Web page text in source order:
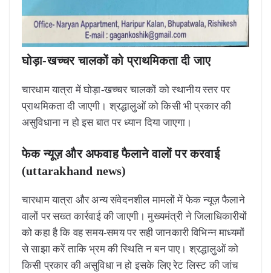
घोड़ा-खच्चर चालकों को प्राथमिकता दी जाए
चारधाम यात्रा में घोड़ा-खच्चर चालकों को स्थानीय स्तर पर
प्राथमिकता दी जाएगी। श्रद्धालुओं को किसी भी प्रकार की
असुविधाना न हो इस बात पर ध्यान दिया जाएगा।
फेक न्यूज़ और अफवाह फैलाने वालों पर करवाई
(uttarakhand news)
चारधाम यात्रा और अन्य संवेदनशील मामलों में फेक न्यूज़ फैलाने
वालों पर सख्त कार्रवाई की जाएगी। मुख्यमंत्री ने जिलाधिकारीयों
को कहा है कि वह समय-समय पर सही जानकारी विभिन्न माध्यमों
से साझा करें ताकि भ्रम की स्थिति न बन पाए। श्रद्धालुओं को
किसी प्रकार की असुविधा न हो इसके लिए रेट लिस्ट की जांच